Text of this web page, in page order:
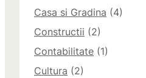
Casa si Gradina (4)
Constructii (2)
Contabilitate (1)
Cultura (2)